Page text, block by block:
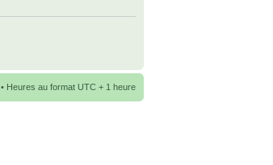
• Heures au format UTC + 1 heure